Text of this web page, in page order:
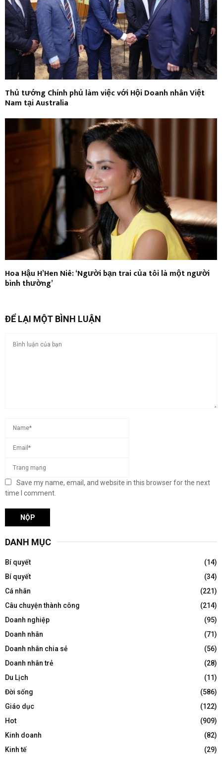
Thủ tướng Chính phủ làm việc với Hội Doanh nhân Việt
Nam tại Australia
Hoa Hậu H’Hen Niê: ‘Người bạn trai của tôi là một người
bình thường’
ĐỂ LẠI MỘT BÌNH LUẬN
Save my name, email, and website in this browser for the next
time I comment.
DANH MỤC
Bí quyết
(14)
Bí quyết
(34)
Cá nhân
(221)
Câu chuyện thành công
(214)
Doanh nghiệp
(95)
Doanh nhân
(71)
Doanh nhân chia sẻ
(56)
Doanh nhân trẻ
(28)
Du Lịch
(11)
Đời sống
(586)
Giáo dục
(122)
Hot
(909)
Kinh doanh
(82)
Kinh tế
(29)